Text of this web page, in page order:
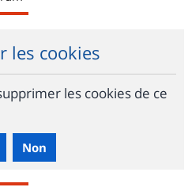
les cookies
les cookies de ce